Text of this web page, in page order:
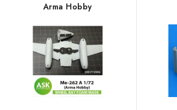
n
í
p
r
o
Arma Hobby